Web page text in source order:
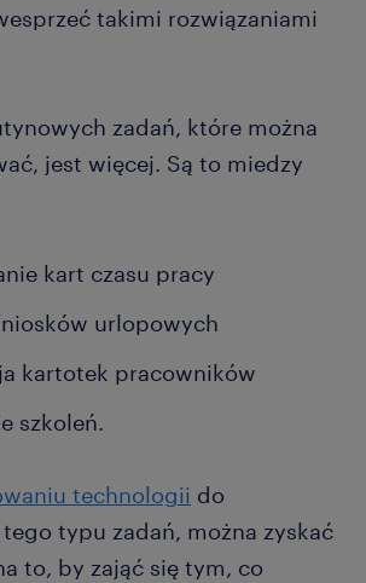
takimi rozwiązaniami
zadań, które można
jest więcej. Są to miedzy
kart czasu pracy
urlopowych
kartotek pracowników
szkoleń.
technologii do
typu zadań, można zyskać
to, by zająć się tym, co